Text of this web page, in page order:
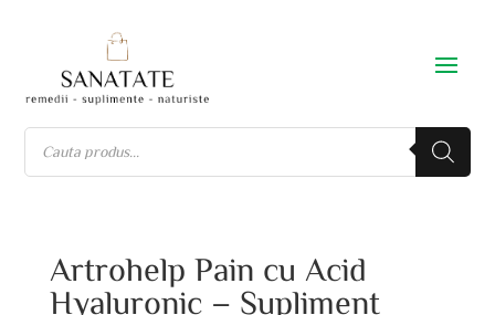
Artrohelp Pain cu Acid
Hyaluronic – Supliment